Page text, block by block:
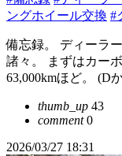
ングホイール交換 #
備忘録。 ディーラ
諸々。 まずはカー
63,000kmほど。 (D
thumb_up 43
comment0
2026/03/27 18:31